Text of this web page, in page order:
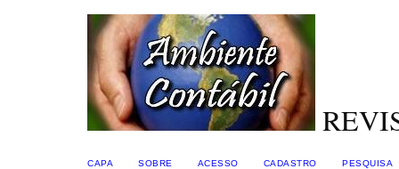
CAPA SOBRE ACESSO CADASTRO PESQUISA